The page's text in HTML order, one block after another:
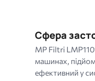
Сфера
MP Filtri
машинах,
ефективний у